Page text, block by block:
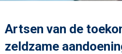
Artsen van de
zeldzame